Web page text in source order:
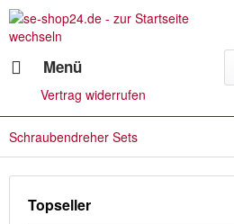
Menü
Vertrag widerrufen
Schraubendreher Sets
Topseller